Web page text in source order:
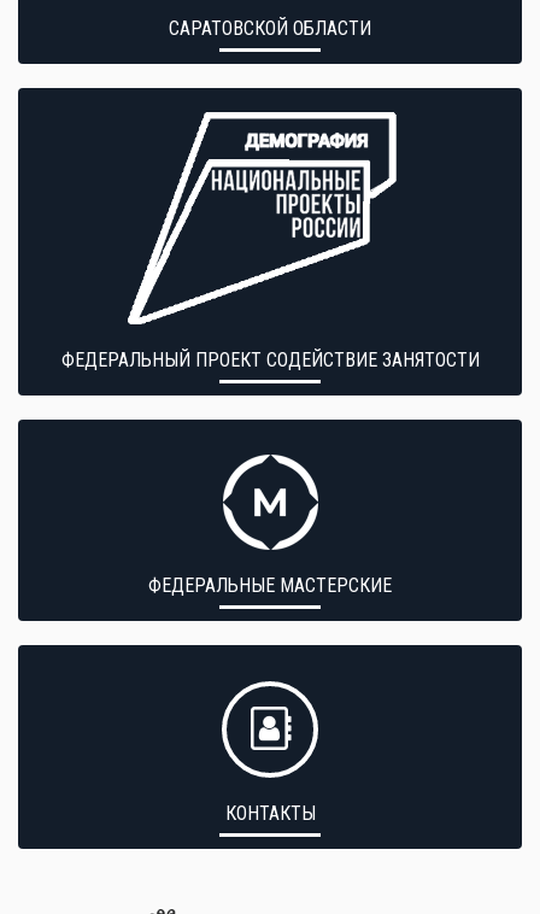
САРАТОВСКОЙ ОБЛАСТИ
ФЕДЕРАЛЬНЫЙ ПРОЕКТ СОДЕЙСТВИЕ ЗАНЯТОСТИ
ФЕДЕРАЛЬНЫЕ МАСТЕРСКИЕ
КОНТАКТЫ